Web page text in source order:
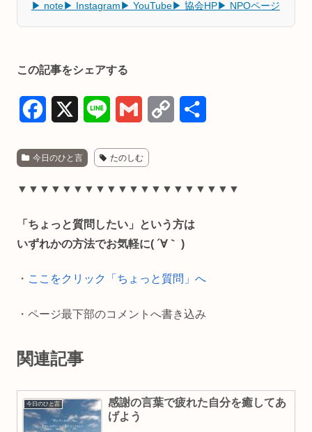
▶ note ▶ Instagram ▶ YouTube ▶ 協会HP ▶ NPOページ
この記事をシェアする
c
e
o
n
e
a
i y
i
今日のひと言 たのしむ
▼▼▼▼▼▼▼▼▼▼▼▼▼▼▼▼▼▼▼▼
「ちょっと質問したい」という方は
いずれかの方法でお気軽に( ´∀｀ )
・ ここをクリック「ちょっと質問」へ
・ページ最下部のコメントへ書き込み
関連記事
今日のひと言
感謝の言葉で疲れた自分を癒してあ
げよう